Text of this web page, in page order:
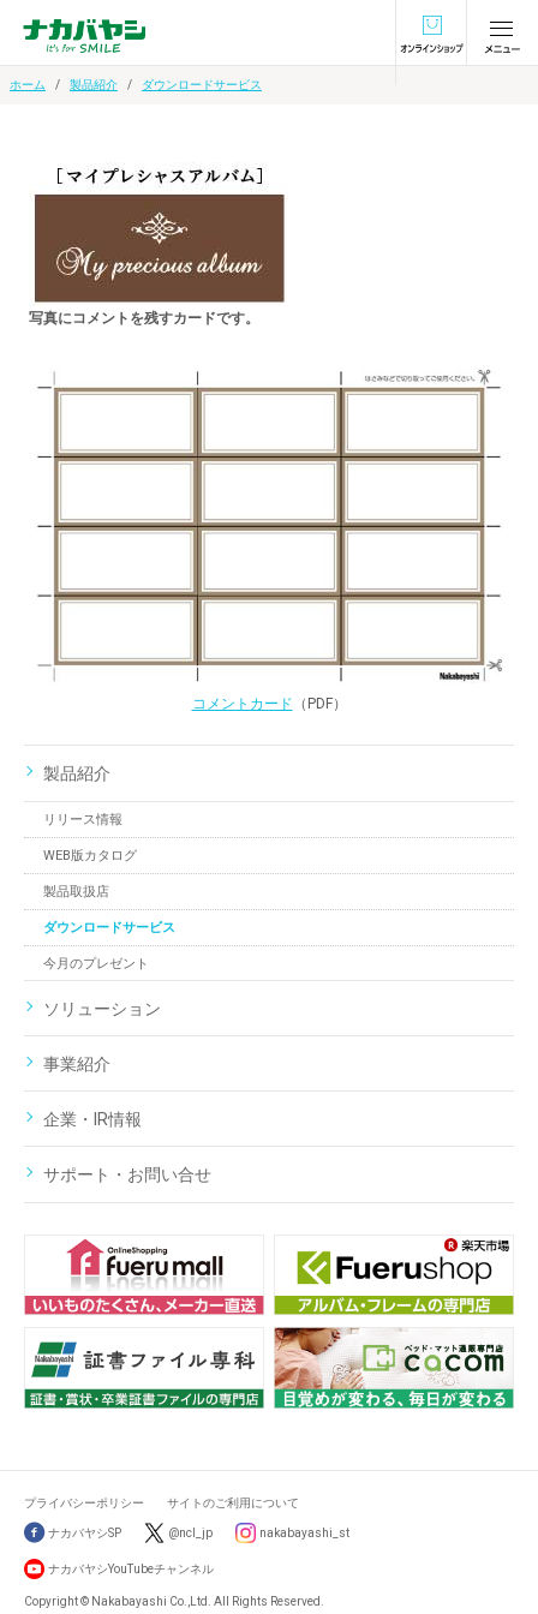
オンラインショ
ホーム 製品紹介 ダウンロードサービス
写真にコメントを残すカードです。
コメントカード （PDF）
製品紹介
リリース情報
WEB版カタログ
製品取扱店
ダウンロードサービス
今月のプレゼント
ソリューション
事業紹介
企業・IR情報
サポート・お問い合せ
プライバシーポリシー サイトのご利用について
ナカバヤシSP @ncl_jp nakabayashi_st
ナカバヤシYouTubeチャンネル
Copyright © Nakabayashi Co.,Ltd. All Rights Reserved.